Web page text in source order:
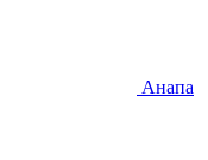
Анапа